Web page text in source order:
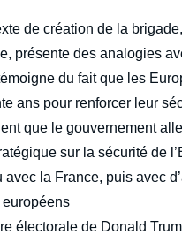
de création de la
présente des analogies
du fait que les
ans pour renforcer leur
que le gouvernement
sur la sécurité de
avec la France, puis avec
électorale de Donald